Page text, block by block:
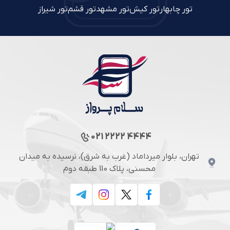
تور چابهار تور کیشتور مشهدتور قشمتور شیراز
021 2222 4444
تهران، بلوار میرداماد (غرب به شرق)، نرسیده به میدان
محسنی، پلاک 110 طبقه دوم